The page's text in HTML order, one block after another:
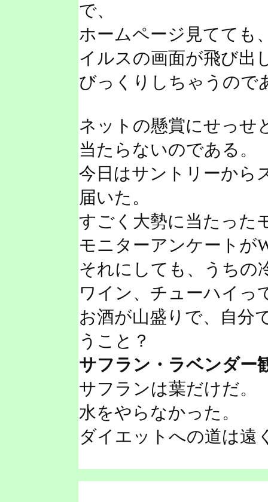
で、
ホームページ見てても
イルスの画面が飛び出
びっくりしちゃうので
ネットの懸賞にせっせ
当たらないのである。
今日はサントリーから
届いた。
すごく大勢に当たった
モニターアンケートが
それにしても、うちの
ワイン、チューハイっ
お酒が山盛りで、自分
うこと？
サフラン・ラベンダー
サフランは葉だけだ。
水をやらなかった。
ダイエットへの道は遠